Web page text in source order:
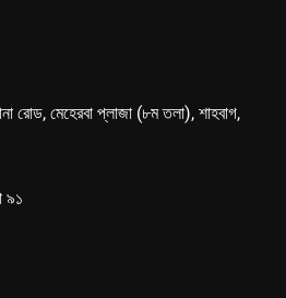
রোড, মেহেরবা প্লাজা (৮ম তলা), শাহবাগ,
৯১